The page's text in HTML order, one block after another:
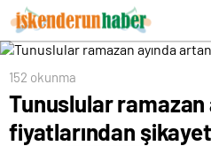
152 okunma
Tunuslular ramazan
fiyatlarından